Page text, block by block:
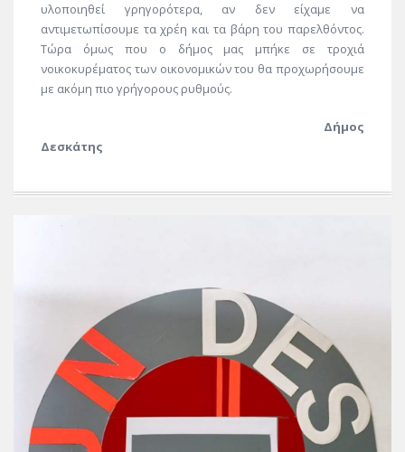
υλοποιηθεί γρηγορότερα, αν δεν είχαμε να
αντιμετωπίσουμε τα χρέη και τα βάρη του παρελθόντος.
Τώρα όμως που ο δήμος μας μπήκε σε τροχιά
νοικοκυρέματος των οικονομικών του θα προχωρήσουμε
με ακόμη πιο γρήγορους ρυθμούς.
Δήμος
Δεσκάτης